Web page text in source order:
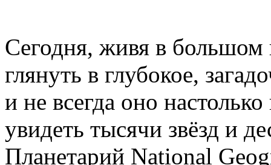
Сегодня, живя в большом
глянуть в глубокое,
и не всегда оно
увидеть тысячи звёзд и
Планетарий National